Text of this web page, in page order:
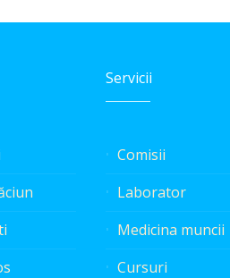
Servicii
Comisii
Laborator
Medicina muncii
Cursuri